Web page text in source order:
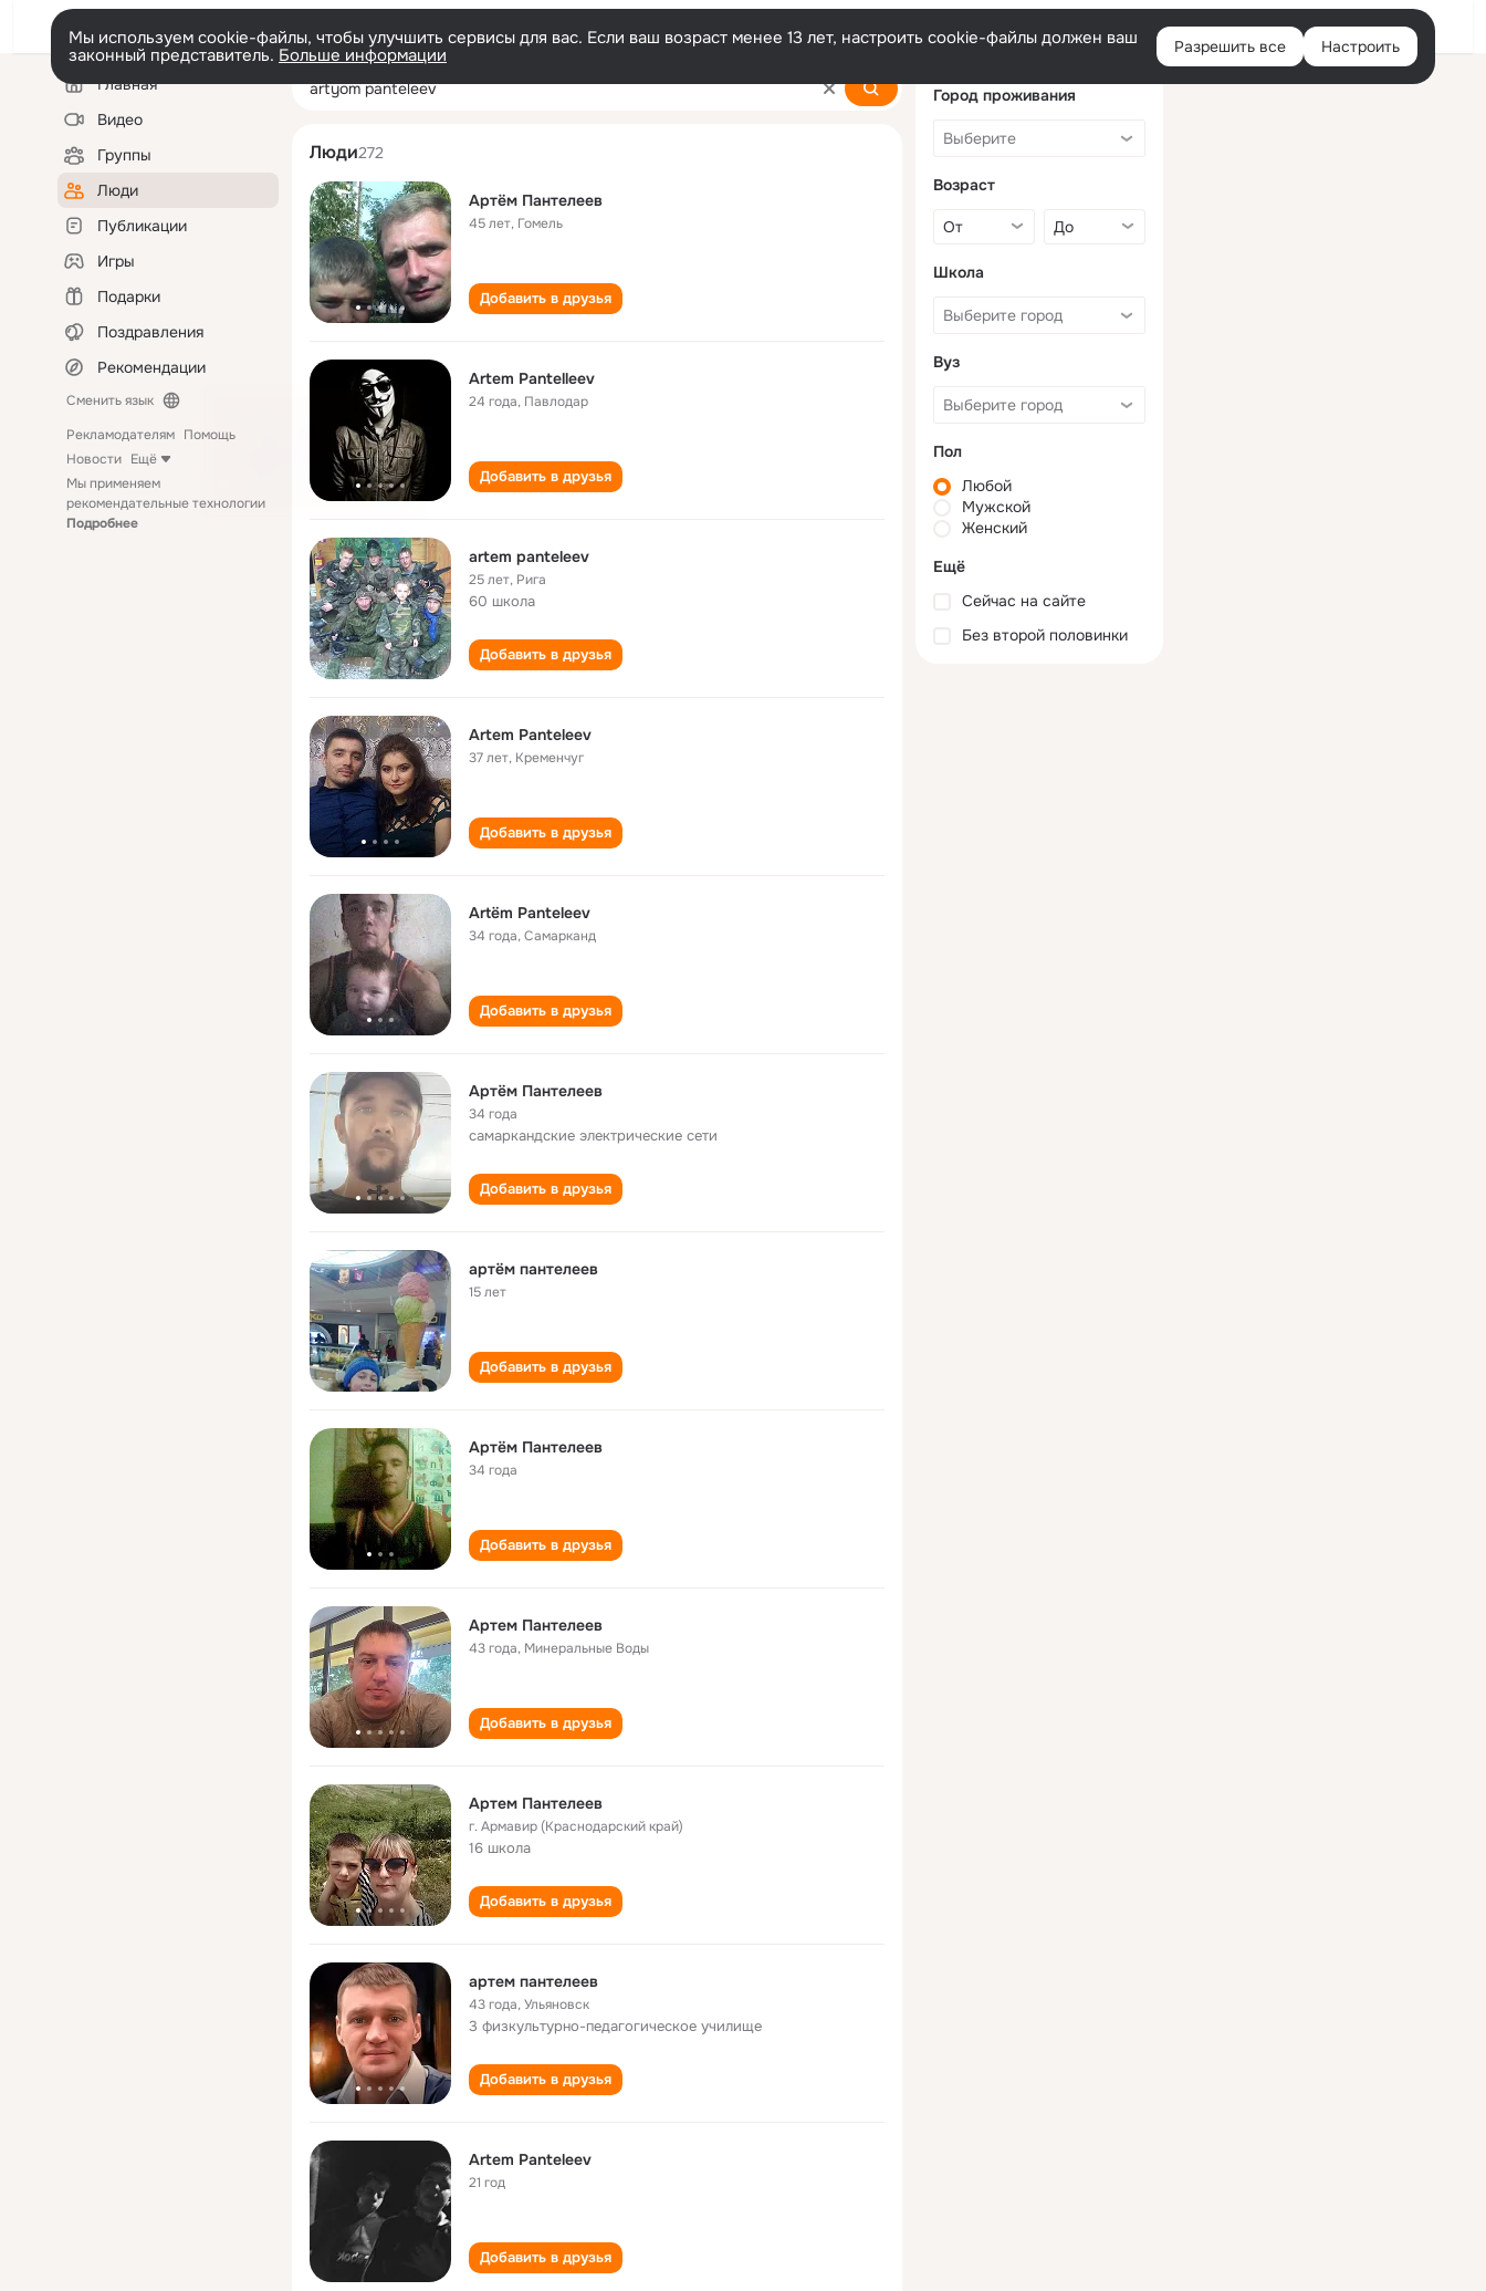
Войти
Мы используем cookie-файлы, чтобы улучшить сервисы для вас. Если ваш возраст менее 13 лет, настроить cookie-файлы должен ваш
законный представитель. Больше информации Разрешить все Настроить
Левая
колонкаГлавная
Видео
Группы
Люди
Публикации
Игры
Подарки
Поздравления
Рекомендации
Сменить язык
Рекламодателям Помощь
Новости Ещё
Мы применяем
рекомендательные технологии
Подробнее
artyom panteleev
Люди272
Артём Пантелеев
45 лет, Гомель
Добавить в друзья
Artem Pantelleev
24 года, Павлодар
Добавить в друзья
artem panteleev
25 лет, Рига
60 школа
Добавить в друзья
Artem Panteleev
37 лет, Кременчуг
Добавить в друзья
Artëm Panteleev
34 года,Самарканд
Добавить в друзья
Артём Пантелеев
34 года
самаркандские электрические сети
Добавить в друзья
артём пантелеев
15 лет
Добавить в друзья
Артём Пантелеев
34 года
Добавить в друзья
Артем Пантелеев
43 года, Минеральные Воды
Добавить в друзья
Артем Пантелеев
г. Армавир (Краснодарский край)
16 школа
Добавить в друзья
артем пантелеев
43 года,Ульяновск
3 физкультурно-педагогическое училище
Добавить в друзья
Artem Panteleev
21 год
Добавить в друзья
Город проживания
Возраст
Школа
Вуз
Пол
Любой
Мужской
Женский
Ещё
Сейчас на сайте
Без второй половинки